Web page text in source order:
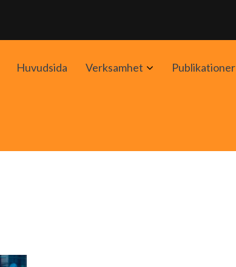
Huvudsida Verksamhet AvaaPublikationer